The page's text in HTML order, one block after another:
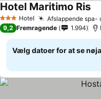
3 StjernerHotel Afslappende spa-
Hotel Maritimo RisSe
9,2 Fremragende 1.994
Vælg datoer for at se